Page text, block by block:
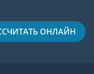
ОНЛАЙН